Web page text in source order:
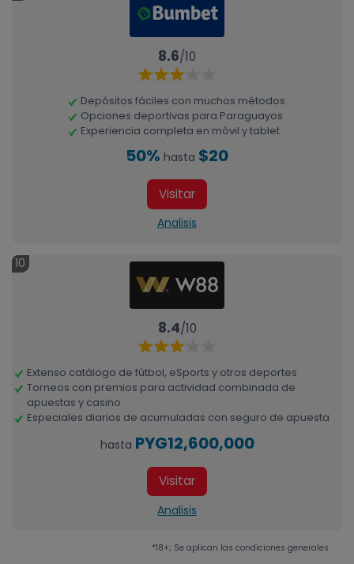
8.6/10
Depósitos fáciles con muchos métodos
Opciones deportivas para Paraguayos
Experiencia completa en móvil y tablet
50% hasta $20
Visitar
Analisis
10
8.4/10
Extenso catálogo de fútbol, eSports y otros deportes
Torneos con premios para actividad combinada de
apuestas y casino
Especiales diarios de acumuladas con seguro de apuesta
hasta PYG12,600,000
Visitar
Analisis
*18+; Se aplican las condiciones generales.